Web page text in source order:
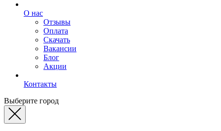
О нас
Отзывы
Оплата
Скачать
Вакансии
Блог
Акции
Контакты
Выберите город